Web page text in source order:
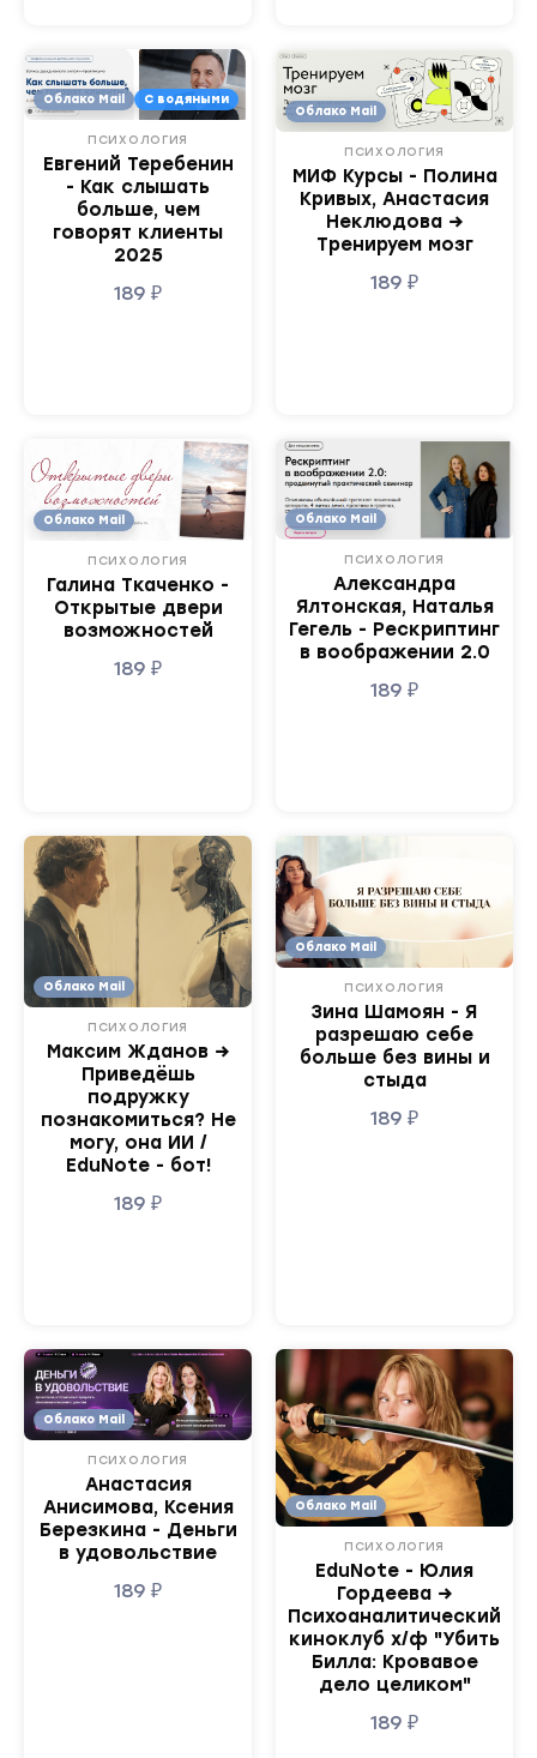
Облако Mail С водяными
ПСИХОЛОГИЯ
Евгений Теребенин
- Как слышать
больше, чем
говорят клиенты
2025
189 ₽
Облако Mail
ПСИХОЛОГИЯ
МИФ Курсы - Полина
Кривых, Анастасия
Неклюдова →
Тренируем мозг
189 ₽
Облако Mail
ПСИХОЛОГИЯ
Галина Ткаченко -
Открытые двери
возможностей
189 ₽
Облако Mail
ПСИХОЛОГИЯ
Александра
Ялтонская, Наталья
Гегель - Рескриптинг
в воображении 2.0
189 ₽
Облако Mail
ПСИХОЛОГИЯ
Максим Жданов →
Приведёшь
подружку
познакомиться? Не
могу, она ИИ /
EduNote - бот!
189 ₽
Облако Mail
ПСИХОЛОГИЯ
Зина Шамоян - Я
разрешаю себе
больше без вины и
стыда
189 ₽
Облако Mail
ПСИХОЛОГИЯ
Анастасия
Анисимова, Ксения
Березкина - Деньги
в удовольствие
189 ₽
Облако Mail
ПСИХОЛОГИЯ
EduNote - Юлия
Гордеева →
Психоаналитический
киноклуб х/ф "Убить
Билла: Кровавое
дело целиком"
189 ₽